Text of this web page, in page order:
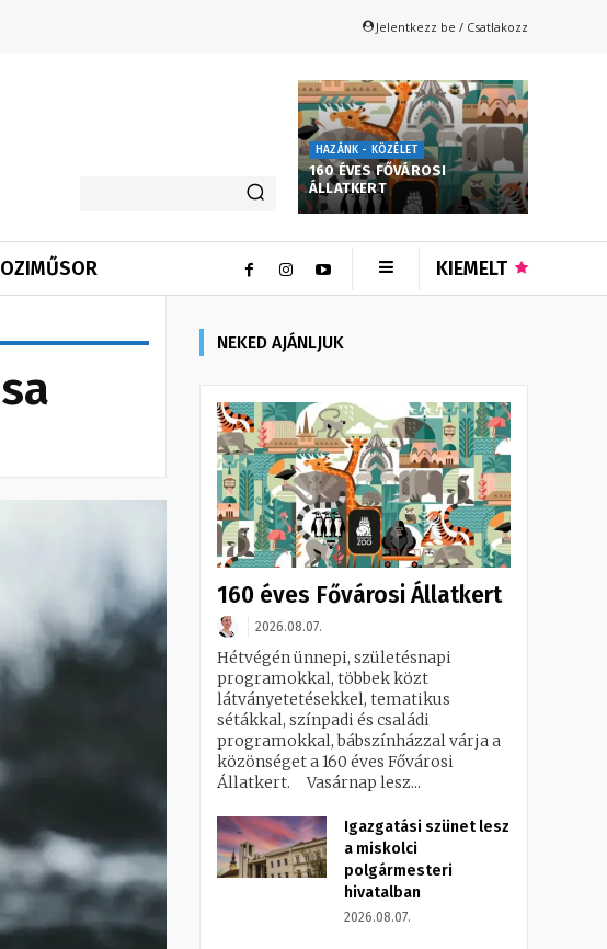
Jelentkezz be / Csatlakozz
HAZÁNK - KÖZÉLET
160 ÉVES FŐVÁROSI
ÁLLATKERT
KIEMELT
NEKED AJÁNLJUK
160 éves Fővárosi Állatkert
2026.08.07.
Hétvégén ünnepi, születésnapi
programokkal, többek közt
látványetetésekkel, tematikus
sétákkal, színpadi és családi
programokkal, bábszínházzal várja a
közönséget a 160 éves Fővárosi
Állatkert. Vasárnap lesz...
Igazgatási szünet lesz
a miskolci
polgármesteri
hivatalban
2026.08.07.